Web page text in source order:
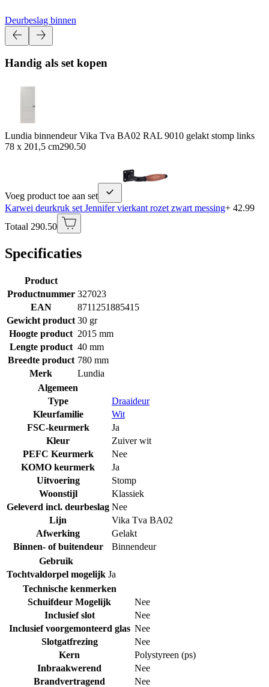
Deurbeslag binnen
Handig als set kopen
Lundia binnendeur Vika Tva BA02 RAL 9010 gelakt stomp links
78 x 201,5 cm290.50
Voeg product toe aan set
Karwei deurkruk set Jennifer vierkant rozet zwart messing+ 42.99
Totaal 290.50
Specificaties
Product
Productnummer 327023
EAN
8711251885415
Gewicht product 30 gr
Hoogte product 2015 mm
Lengte product 40 mm
Breedte product 780 mm
Merk
Lundia
Algemeen
Type
Draaideur
Kleurfamilie
Wit
FSC-keurmerk
Ja
Kleur
Zuiver wit
PEFC Keurmerk
Nee
KOMO keurmerk
Ja
Uitvoering
Stomp
Woonstijl
Klassiek
Geleverd incl. deurbeslag Nee
Lijn
Vika Tva BA02
Afwerking
Gelakt
Binnen- of buitendeur
Binnendeur
Gebruik
Tochtvaldorpel mogelijk Ja
Technische kenmerken
Schuifdeur Mogelijk
Nee
Inclusief slot
Nee
Inclusief voorgemonteerd glas Nee
Slotgatfrezing
Nee
Kern
Polystyreen (ps)
Inbraakwerend
Nee
Brandvertragend
Nee